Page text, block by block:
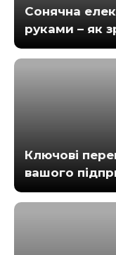
Сонячна
руками – як
Ключові
вашого